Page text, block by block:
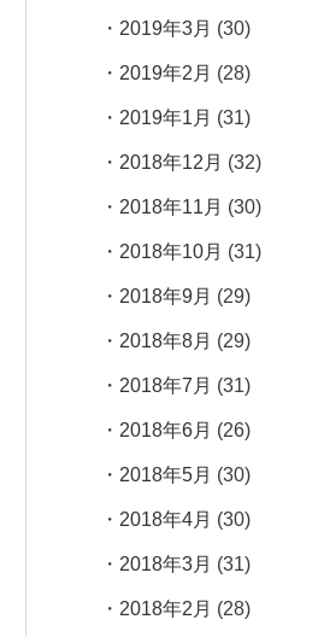
2019年3月 (30)
2019年2月 (28)
2019年1月 (31)
2018年12月 (32)
2018年11月 (30)
2018年10月 (31)
2018年9月 (29)
2018年8月 (29)
2018年7月 (31)
2018年6月 (26)
2018年5月 (30)
2018年4月 (30)
2018年3月 (31)
2018年2月 (28)